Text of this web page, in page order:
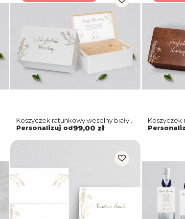
Koszyczek ratunkowy weselny biały -
Fiori Motyw 1
Personalizuj od99,00 zł
Koszyczek
brązowy -